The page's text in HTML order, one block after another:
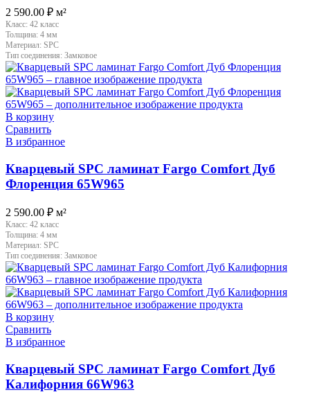
2 590.00 ₽ м²
Класс: 42 класс
Толщина: 4 мм
Материал: SPC
Тип соединения: Замковое
В корзину
Сравнить
В избранное
Кварцевый SPC ламинат Fargo Comfort Дуб
Флоренция 65W965
2 590.00 ₽ м²
Класс: 42 класс
Толщина: 4 мм
Материал: SPC
Тип соединения: Замковое
В корзину
Сравнить
В избранное
Кварцевый SPC ламинат Fargo Comfort Дуб
Калифорния 66W963